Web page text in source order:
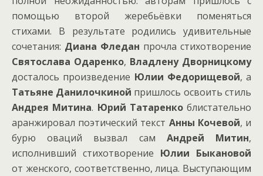
помощью второй жеребьёвки поменяться
стихами. В результате родились удивительные
сочетания: Диана Фледан прочла стихотворение
Святослава Одаренко, Владлену Дворницкому
досталось произведение Юлии Федорищевой, а
Татьяне Данилочкиной пришлось освоить стиль
Андрея Митина. Юрий Татаренкоблистательно
аранжировал поэтический текст Анны Кочевой, и
бурю оваций вызвал сам Андрей Митин,
исполнивший стихотворение Юлии Быкановой
от женского, соответственно, лица. Выступающим